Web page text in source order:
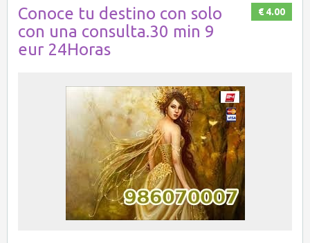
€ 4.00
Conoce tu destino con solo
con una consulta.30 min 9
eur 24Horas